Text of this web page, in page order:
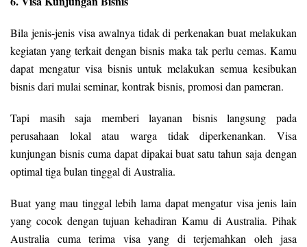
Bila jenis-jenis visa awalnya tidak di perkenakan buat melakukan
kegiatan yang terkait dengan bisnis maka tak perlu cemas. Kamu
dapat mengatur visa bisnis untuk melakukan semua kesibukan
bisnis dari mulai seminar, kontrak bisnis, promosi dan pameran.
Tapi masih saja memberi layanan bisnis langsung pada
perusahaan lokal atau warga tidak diperkenankan. Visa
kunjungan bisnis cuma dapat dipakai buat satu tahun saja dengan
optimal tiga bulan tinggal di Australia.
Buat yang mau tinggal lebih lama dapat mengatur visa jenis lain
yang cocok dengan tujuan kehadiran Kamu di Australia. Pihak
Australia cuma terima visa yang di terjemahkan oleh jasa